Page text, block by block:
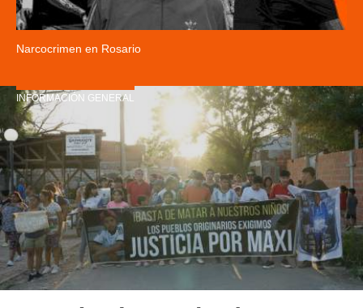
Narcocrimen en Rosario
INFORMACIÓN GENERAL